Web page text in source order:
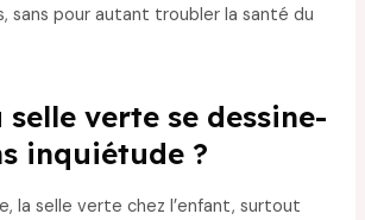
sans pour autant troubler la santé du
selle verte se dessine-
inquiétude ?
la selle verte chez l’enfant, surtout